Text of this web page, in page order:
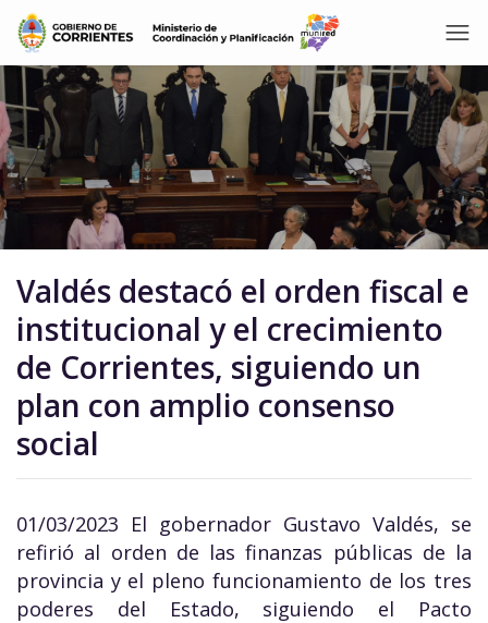
Valdés destacó el orden fiscal e
institucional y el crecimiento
de Corrientes, siguiendo un
plan con amplio consenso
social
01/03/2023 El gobernador Gustavo Valdés, se
refirió al orden de las finanzas públicas de la
provincia y el pleno funcionamiento de los tres
poderes del Estado, siguiendo el Pacto